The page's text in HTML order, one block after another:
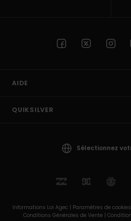
AIDE
QUIKSILVER
Sélectionnez
Informations Loi Agec | Paramètres de
Conditions Générales de Vente |